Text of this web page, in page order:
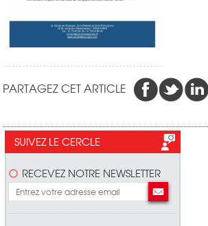
PARTAGEZ CET ARTICLE
SUIVEZ LE CERCLE
RECEVEZ NOTRE NEWSLETTER